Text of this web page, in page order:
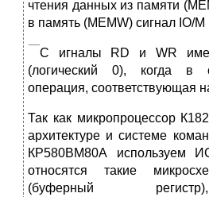
чтения данных из памяти
в память (MEMW) сигнал IO/
С игналы RD и WR
(логический 0), когда в
операция, соответствующая
Так как микропроцессор
архитектуре и системе
КР580ВМ80А используем
относятся такие
(буферный